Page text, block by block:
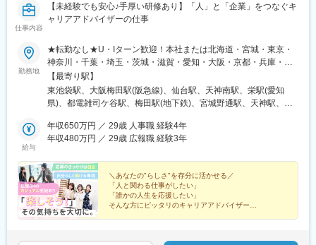
仕事内容
【未経験でも安心♪手厚い研修あり】「人」と「企業」をつなぐキ
ャリアアドバイザーの仕事
勤務地
★転勤なし★U・Iターン歓迎！本社または北海道・宮城・東京・
神奈川・千葉・埼玉・茨城・滋賀・愛知・大阪・京都・兵庫・奈
良・福岡の拠点で募集！―各拠点―■北海道北海道札幌市■宮城宮
城県仙台市■東京東京都新宿区はじめ、23区■神奈川神奈川県横浜
市■埼玉埼玉県さいたま市■千葉千葉県千葉市■茨城茨城県水戸市■
京都府京都市■兵庫兵庫県神戸市■奈良奈良県奈良市■福岡福岡県
福岡市博多区―事業所―■本社〒170-0013東京都豊島区東池袋1-
町16-1H1O梅田茶屋町606（総合受付）・610■東北支店〒983-
0852宮城県仙台市宮城野区榴岡3-4-1アゼリアヒルズ3階■中部支
店〒460-0008愛知県名古屋市中区栄3-8-21伊勢町平和ビル5階■九
州支店〒810-0001福岡県福岡市中央区天神1-1-1アクロス福岡11
階
【最寄り駅】
東池袋駅、大阪梅田駅(阪急線)、仙台駅、天神南駅、栄駅(愛知
県)、都電雑司ケ谷駅、梅田駅(地下鉄)、宮城野通駅、天神駅、矢
駅、栄町駅(愛知県)
給与
年収650万円 ／ 29歳 人事職 経験4年
年収480万円 ／ 29歳 広報職 経験3年
＼あなたの"らしさ"を存分に活かせる／
「人と関わる仕事がしたい」
「誰かの人生を応援したい」
そんな方にピッタリのキャリアアドバイザー。